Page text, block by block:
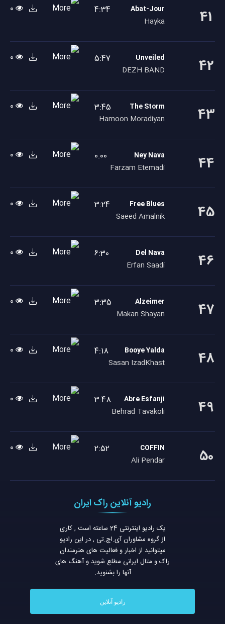
41
Abat-Jour
Hayka
4:34
42
Unveiled
DEZH BAND
5:47
43
The Storm
Hamoon Moradiyan
3:45
44
Ney Nava
Farzam Etemadi
0.00
45
Free Blues
Saeed Amalnik
3:24
46
Del Nava
Erfan Saadi
6:30
47
Alzeimer
Makan Shayan
3:35
48
Booye Yalda
Sasan IzadKhast
4:18
49
Abre Esfanji
Behrad Tavakoli
3:48
50
COFFIN
Ali Pendar
2:52
رادیو آنلاین راک ایران
یک رادیو اینترنتی 24 ساعته است , کاری
از گروه مشاوران آی.اچ.تی , در این رادیو
میتوانید از اخبار و فعالیت های هنرمندان
راک و متال ایرانی مطلع شوید و آهنگ های
آنها را بشنوید.
رادیو آنلاین